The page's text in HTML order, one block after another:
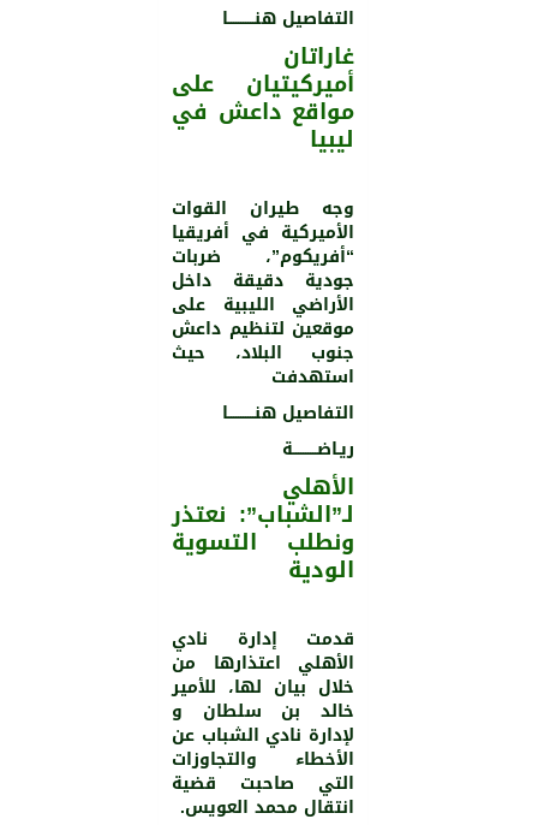
التفاصيل هنـــــــــــا
غاراتان
أميركيتيان على
مواقع داعش في
ليبيا
وجه طيران القوات
الأميركية في أفريقيا
“أفريكوم”، ضربات
جودية دقيقة داخل
الأراضي الليبية على
موقعين لتنظيم داعش
جنوب البلاد، حيث
استهدفت
التفاصيل هنـــــــــــا
ريـاضــــــــــة
الأهلي
لـ”الشباب”: نعتذر
ونطلب التسوية
الودية
قدمت إدارة نادي
الأهلي اعتذارها من
خلال بيان لها، للأمير
خالد بن سلطان و
لإدارة نادي الشباب عن
الأخطاء والتجاوزات
التي صاحبت قضية
انتقال محمد العويس.